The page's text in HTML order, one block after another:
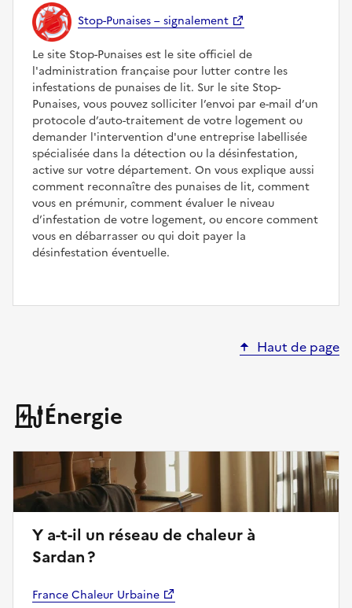
Stop-Punaises – signalement
Le site Stop-Punaises est le site officiel de
l'administration française pour lutter contre les
infestations de punaises de lit. Sur le site Stop-
Punaises, vous pouvez solliciter l’envoi par e-mail d’un
protocole d’auto-traitement de votre logement ou
demander l'intervention d'une entreprise labellisée
spécialisée dans la détection ou la désinfestation,
active sur votre département. On vous explique aussi
comment reconnaître des punaises de lit, comment
vous en prémunir, comment évaluer le niveau
d’infestation de votre logement, ou encore comment
vous en débarrasser ou qui doit payer la
désinfestation éventuelle.
Haut de page
Énergie
Y a-t-il un réseau de chaleur à
Sardan ?
France Chaleur Urbaine